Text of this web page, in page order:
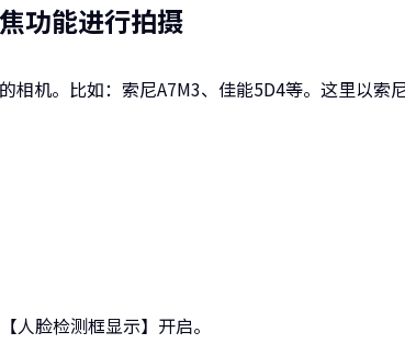
功能进行拍摄
相机。比如：索尼A7M3、佳能5D4等。这里以索
人脸检测框显示】开启。